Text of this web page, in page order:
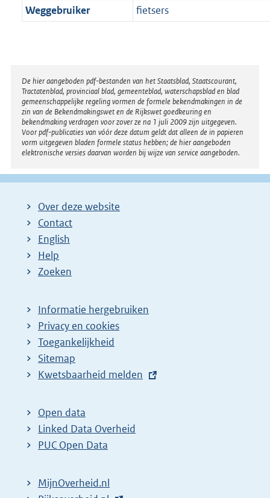
Weggebruiker
fietsers
Disclaimer
De hier aangeboden pdf-bestanden van het Staatsblad, Staatscourant,
Tractatenblad, provinciaal blad, gemeenteblad, waterschapsblad en blad
gemeenschappelijke regeling vormen de formele bekendmakingen in de
zin van de Bekendmakingswet en de Rijkswet goedkeuring en
bekendmaking verdragen voor zover ze na 1 juli 2009 zijn uitgegeven.
Voor pdf-publicaties van vóór deze datum geldt dat alleen de in papieren
vorm uitgegeven bladen formele status hebben; de hier aangeboden
elektronische versies daarvan worden bij wijze van service aangeboden.
Over deze website
Contact
English
Help
Zoeken
Informatie hergebruiken
Privacy en cookies
Toegankelijkheid
Sitemap
E
t
e
r
l
Kwetsbaarheid melden
Open data
Linked Data Overheid
PUC Open Data
MijnOverheid.nl